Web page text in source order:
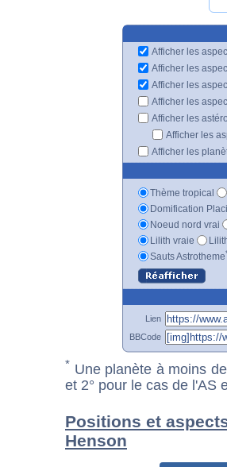
Afficher les
Afficher les
Afficher les
Afficher les
Afficher les
Afficher les
Afficher les
Thème tropical
Domification
Noeud nord vrai
Lilith vraie
Sauts Astrotheme
Lien
BBCode
* Une planète à moins
et 2° pour le cas de l'AS
Positions et
Henson